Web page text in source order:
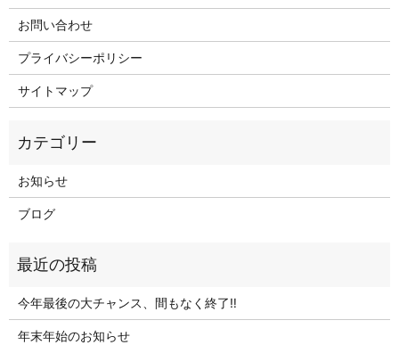
お問い合わせ
プライバシーポリシー
サイトマップ
お知らせ
ブログ
今年最後の大チャンス、間もなく終了‼
年末年始のお知らせ